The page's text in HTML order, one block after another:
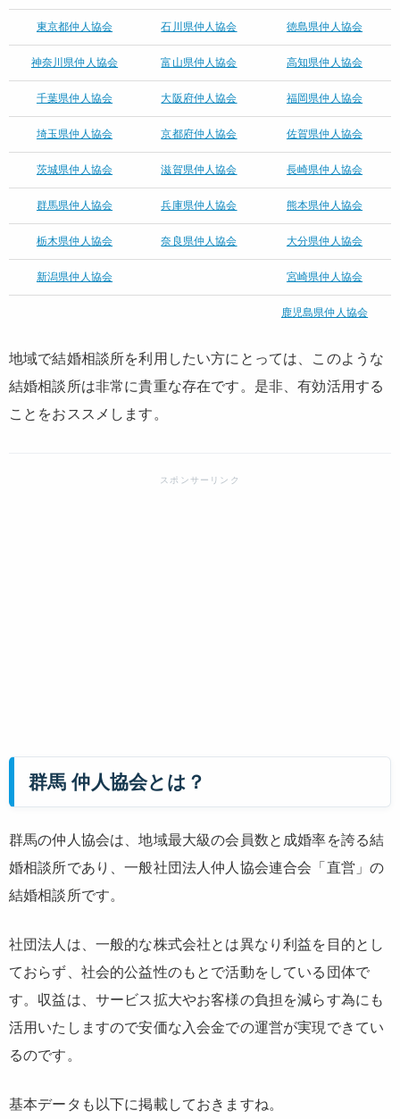
東京都仲人協会 石川県仲人協会 徳島県仲人協会
神奈川県仲人協会 富山県仲人協会 高知県仲人協会
千葉県仲人協会 大阪府仲人協会 福岡県仲人協会
埼玉県仲人協会 京都府仲人協会 佐賀県仲人協会
茨城県仲人協会 滋賀県仲人協会 長崎県仲人協会
群馬県仲人協会 兵庫県仲人協会 熊本県仲人協会
栃木県仲人協会 奈良県仲人協会 大分県仲人協会
新潟県仲人協会 宮崎県仲人協会
鹿児島県仲人協会
地域で結婚相談所を利用したい方にとっては、このような
結婚相談所は非常に貴重な存在です。是非、有効活用する
ことをおススメします。
群馬 仲人協会とは？
群馬の仲人協会は、地域最大級の会員数と成婚率を誇る結
婚相談所であり、一般社団法人仲人協会連合会「直営」の
結婚相談所です。
社団法人は、 一般的な株式会社とは異なり利益を目的とし
ておらず、社会的公益性のもとで活動をしている団体で
す。収益は、サービス拡大やお客様の負担を減らす為にも
活用いたしますので安価な入会金での運営が実現できてい
るのです。
基本データも以下に掲載しておきますね。